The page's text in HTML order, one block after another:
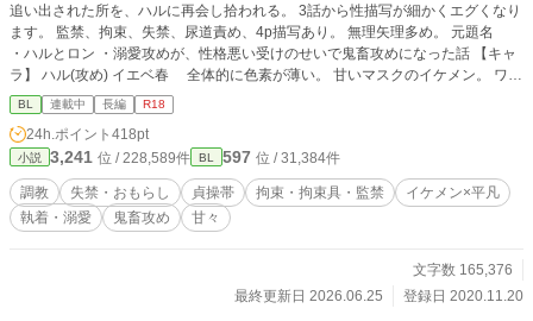
追い出された所を、ハルに再会し拾われる。 3話から性描写が細かくエグくなり
ます。 監禁、拘束、失禁、尿道責め、4p描写あり。 無理矢理多め。 元題名
・ハルとロン ・溺愛攻めが、性格悪い受けのせいで鬼畜攻めになった話 【キャ
ラ】 ハル(攻め) イエベ春 全体的に色素が薄い。 甘いマスクのイケメン。 ワン
コ溺愛攻め→鬼畜攻めに変化。 ロンの泣き顔が好きになり、支配欲の虜にな
る。 ロン(受け) 嫌なことから兎に角逃げてきた人生。 小学生の頃、夏休みの宿
題は最後の日になっても出来なかった。 人の気持ちがわからないことがある。
アリサ 派手な見た目
BL 連載中 長編 R18
24h.ポイント 418pt
小説 3,241 位 / 228,589件 BL 597 位 / 31,384件
調教 失禁・おもらし 貞操帯 拘束・拘束具・監禁
イケメン×平凡
執着・溺愛
鬼畜攻め 甘々
文字数 165,376
最終更新日 2026.06.25
登録日 2020.11.20